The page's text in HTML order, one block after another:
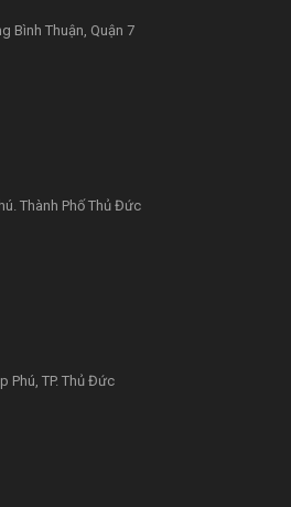
Bình Thuận, Quận 7
Thành Phố Thủ Đức
Phú, TP. Thủ Đức